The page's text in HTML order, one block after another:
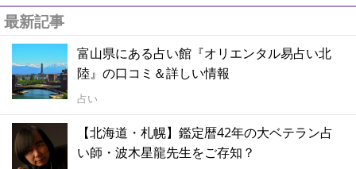
最新記事
富山県にある占い館『オリエンタル易占い北
陸』の口コミ＆詳しい情報
占い
【北海道・札幌】鑑定暦42年の大ベテラン占
い師・波木星龍先生をご存知？